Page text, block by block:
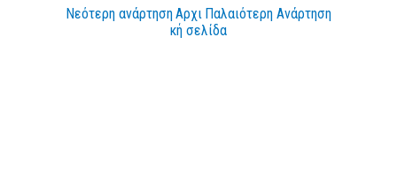
Νεότερη ανάρτηση Παλαιότερη Ανάρτηση
Αρχι
κή σελίδα